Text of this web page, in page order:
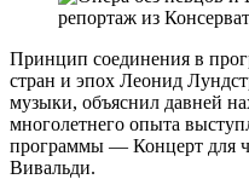
Принцип соединения в
стран и эпох Леонид
музыки, объяснил давней
многолетнего опыта
программы — Концерт для
Вивальди.